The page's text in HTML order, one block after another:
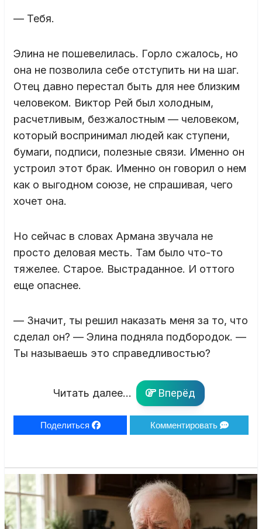
— Тебя.
Элина не пошевелилась. Горло сжалось, но
она не позволила себе отступить ни на шаг.
Отец давно перестал быть для нее близким
человеком. Виктор Рей был холодным,
расчетливым, безжалостным — человеком,
который воспринимал людей как ступени,
бумаги, подписи, полезные связи. Именно он
устроил этот брак. Именно он говорил о нем
как о выгодном союзе, не спрашивая, чего
хочет она.
Но сейчас в словах Армана звучала не
просто деловая месть. Там было что-то
тяжелее. Старое. Выстраданное. И оттого
еще опаснее.
— Значит, ты решил наказать меня за то, что
сделал он? — Элина подняла подбородок. —
Ты называешь это справедливостью?
Читать далее... Вперёд
Поделиться Комментировать